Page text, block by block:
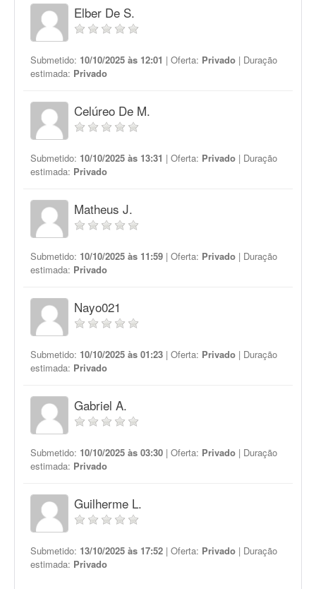
Elber De S.
Submetido: 10/10/2025 às 12:01 | Oferta: Privado | Duração
estimada: Privado
Celúreo De M.
Submetido: 10/10/2025 às 13:31 | Oferta: Privado | Duração
estimada: Privado
Matheus J.
Submetido: 10/10/2025 às 11:59 | Oferta: Privado | Duração
estimada: Privado
Nayo021
Submetido: 10/10/2025 às 01:23 | Oferta: Privado | Duração
estimada: Privado
Gabriel A.
Submetido: 10/10/2025 às 03:30 | Oferta: Privado | Duração
estimada: Privado
Guilherme L.
Submetido: 13/10/2025 às 17:52 | Oferta: Privado | Duração
estimada: Privado